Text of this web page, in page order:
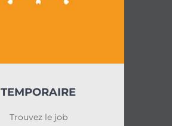
TEMPORAIRE
Trouvez le job